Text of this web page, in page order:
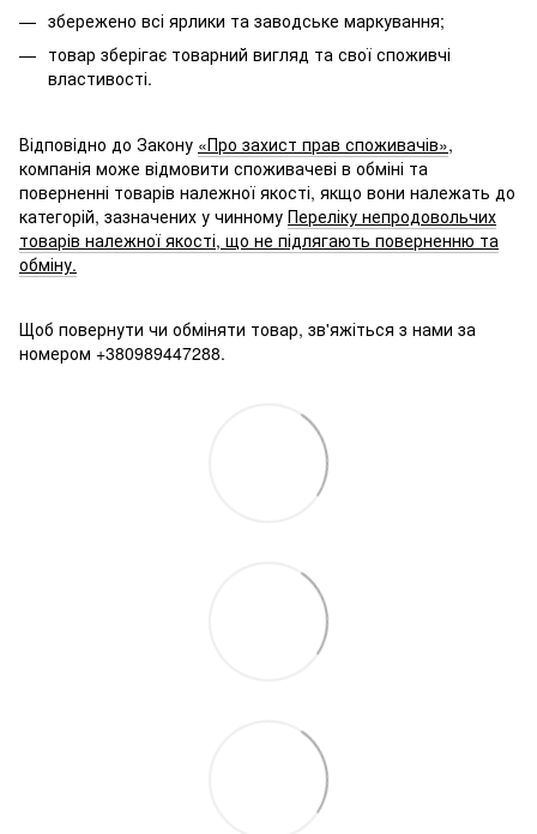
збережено всі ярлики та заводське маркування;
товар зберігає товарний вигляд та свої споживчі
властивості.
Відповідно до Закону «Про захист прав споживачів»,
компанія може відмовити споживачеві в обміні та
поверненні товарів належної якості, якщо вони належать до
категорій, зазначених у чинному Переліку непродовольчих
товарів належної якості, що не підлягають поверненню та
обміну.
Щоб повернути чи обміняти товар, зв'яжіться з нами за
номером +380989447288.